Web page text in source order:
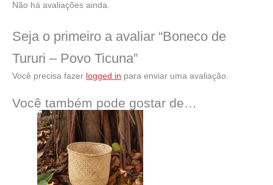
Não há avaliações ainda.
Seja o primeiro a avaliar “Boneco de
Tururi – Povo Ticuna”
Você precisa fazer logged in para enviar uma avaliação.
Você também pode gostar de…